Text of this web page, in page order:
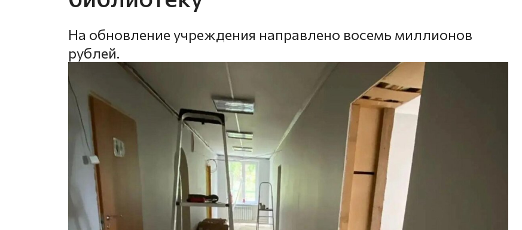
На обновление учреждения направлено восемь миллионов
рублей.